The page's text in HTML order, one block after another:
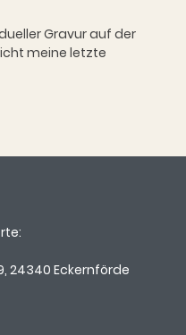
Gravur auf der
meine letzte
24340 Eckernförde